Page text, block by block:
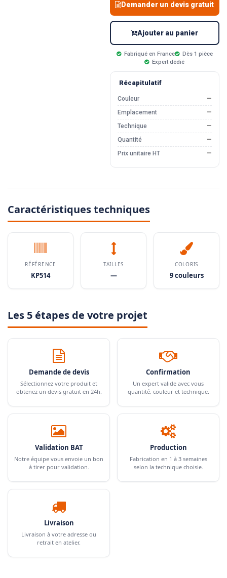
Demander un devis gratuit
Ajouter au panier
Fabriqué en France
Dès 1 pièce
Expert dédié
Récapitulatif
Couleur
—
Emplacement
—
Technique
—
Quantité
—
Prix unitaire HT
—
Caractéristiques techniques
RÉFÉRENCE
KP514
TAILLES
—
COLORIS
9 couleurs
Les 5 étapes de votre projet
Demande de devis
Sélectionnez votre produit et
obtenez un devis gratuit en 24h.
Confirmation
Un expert valide avec vous
quantité, couleur et technique.
Validation BAT
Notre équipe vous envoie un bon
à tirer pour validation.
Production
Fabrication en 1 à 3 semaines
selon la technique choisie.
Livraison
Livraison à votre adresse ou
retrait en atelier.